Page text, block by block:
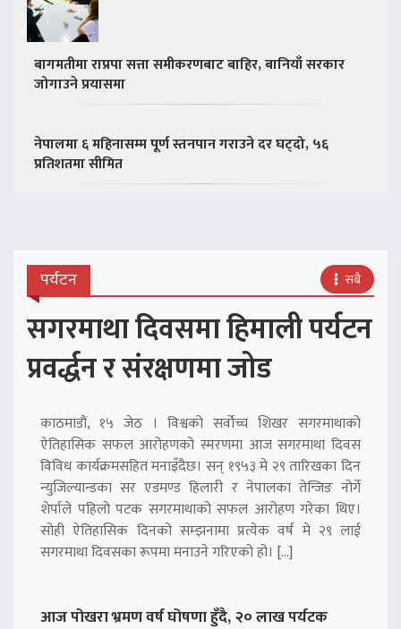
बागमतीमा राप्रपा सत्ता समीकरणबाट बाहिर, बानियाँ सरकार
जोगाउने प्रयासमा
नेपालमा ६ महिनासम्म पूर्ण स्तनपान गराउने दर घट्दो, ५६
प्रतिशतमा सीमित
पर्यटन सबै
सगरमाथा दिवसमा हिमाली पर्यटन
प्रवर्द्धन र संरक्षणमा जोड
काठमाडौं, १५ जेठ । विश्वको सर्वोच्च शिखर सगरमाथाको
ऐतिहासिक सफल आरोहणको स्मरणमा आज सगरमाथा दिवस
विविध कार्यक्रमसहित मनाइँदैछ। सन् १९५३ मे २९ तारिखका दिन
न्युजिल्यान्डका सर एडमण्ड हिलारी र नेपालका तेन्जिङ नोर्गे
शेर्पाले पहिलो पटक सगरमाथाको सफल आरोहण गरेका थिए।
सोही ऐतिहासिक दिनको सम्झनामा प्रत्येक वर्ष मे २९ लाई
सगरमाथा दिवसका रूपमा मनाउने गरिएको हो। […]
आज पोखरा भ्रमण वर्ष घोषणा हुँदै, २० लाख पर्यटक